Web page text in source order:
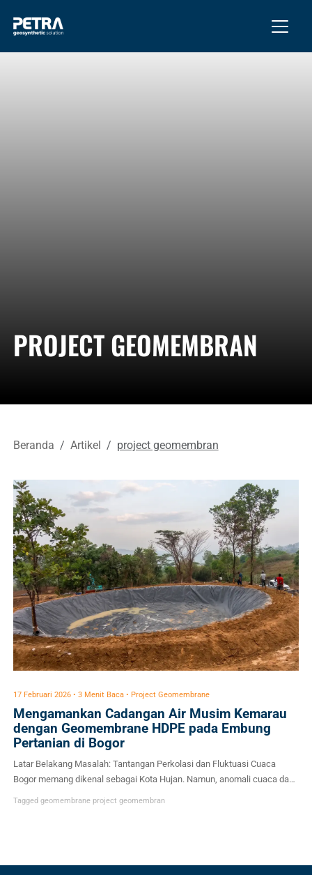
PROJECT GEOMEMBRAN
Beranda Artikel project geomembran
17 Februari 2026 • 3 Menit Baca • Project Geomembrane
Mengamankan Cadangan Air Musim Kemarau
dengan Geomembrane HDPE pada Embung
Pertanian di Bogor
Latar Belakang Masalah: Tantangan Perkolasi dan Fluktuasi Cuaca
Bogor memang dikenal sebagai Kota Hujan. Namun, anomali cuaca dan
Tagged geomembrane project geomembran